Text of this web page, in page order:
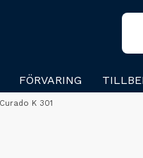
FÖRVARING
K 301